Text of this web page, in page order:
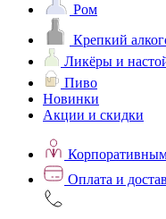
Ром
Крепкий
Ликёры и
Пиво
Новинки
Акции и скидки
Оплата и